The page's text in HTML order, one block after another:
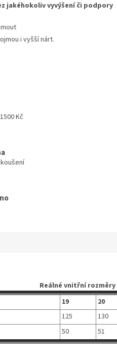
jakéhokoliv vyvýšení či podpory
i vyšší nárt.
Kč
Reálné vnitřní rozměry
19
20
125
130
50 51